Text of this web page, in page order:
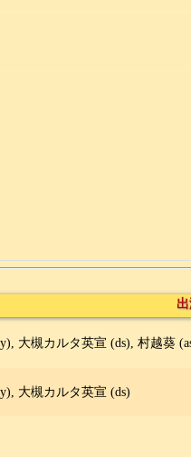
大槻カルタ英宣 (ds), 村越葵
大槻カルタ英宣 (ds)